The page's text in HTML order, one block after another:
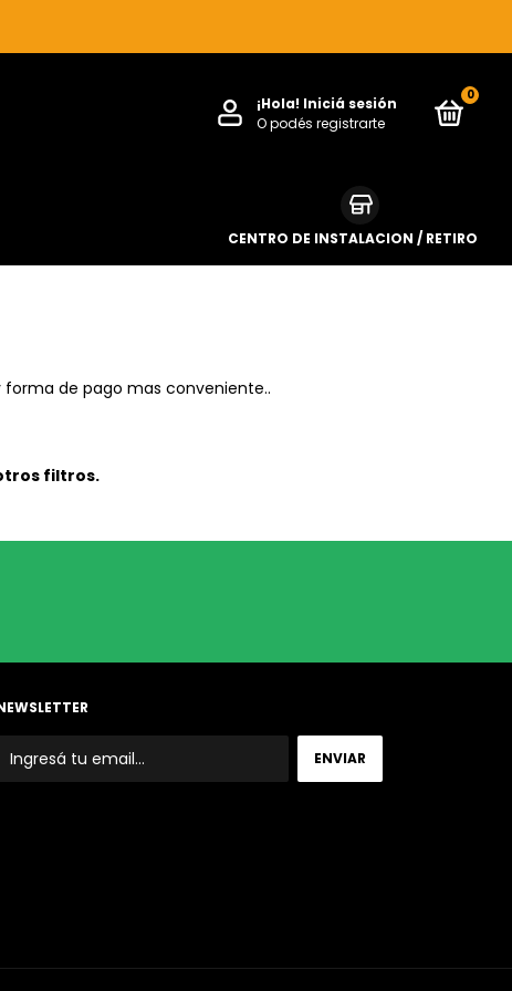
¡Hola! Iniciá sesión
O podés registrarte
0
CENTRO DE INSTALACION / RETIRO
de pago mas conveniente..
filtros.